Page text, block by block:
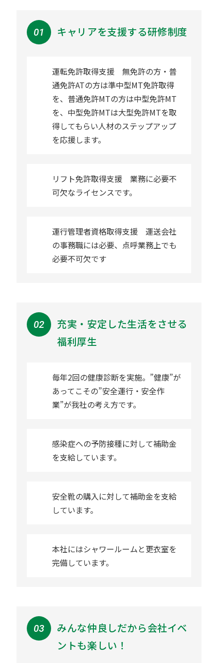
キャリアを支援する研修制度
運転免許取得支援 無免許の方・普
通免許ATの方は準中型MT免許取得
を、普通免許MTの方は中型免許MT
を、中型免許MTは大型免許MTを取
得してもらい人材のステップアップ
を応援します。
リフト免許取得支援 業務に必要不
可欠なライセンスです。
運行管理者資格取得支援 運送会社
の事務職には必要、点呼業務上でも
必要不可欠です
充実・安定した生活をさせる
福利厚生
毎年2回の健康診断を実施。”健康”が
あってこその”安全運行・安全作
業”が我社の考え方です。
感染症への予防接種に対して補助金
を支給しています。
安全靴の購入に対して補助金を支給
しています。
本社にはシャワールームと更衣室を
完備しています。
みんな仲良しだから会社イベ
ントも楽しい！